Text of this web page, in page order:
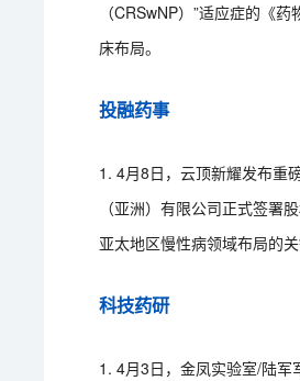
（CRSwNP）”适应症的《
床布局。
投融药事
1. 4月8日，云顶新耀发布重
（亚洲）有限公司正式签署
亚太地区慢性病领域布局的
科技药研
1. 4月3日，金凤实验室/陆